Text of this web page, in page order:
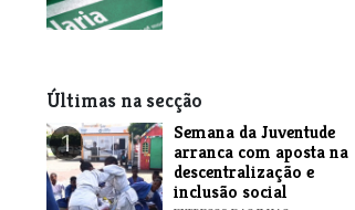
Últimas na secção
1
Semana da Juventude
arranca com aposta na
descentralização e
inclusão social